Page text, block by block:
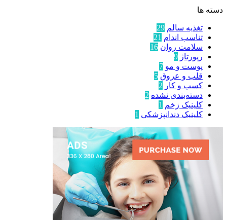
دسته ها
تغذیه سالم 29
تناسب اندام 21
سلامت روان 16
رپورتاژ 9
پوست و مو 7
قلب و عروق 5
کسب و کار 2
دسته‌بندی نشده 2
کلینیک زخم 1
کلینیک دندانپزشکی 1